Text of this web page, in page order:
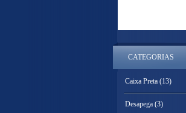
CATEGORIAS
Caixa Preta (13)
Desapega (3)